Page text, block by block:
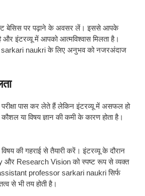
बेसिस पर पढ़ाने के अवसर लें। इससे आपके
इंटरव्यू में आपको आत्मविश्वास मिलता है।
naukri के लिए अनुभव को नजरअंदाज
परीक्षा पास कर लेते हैं लेकिन इंटरव्यू में असफल हो
या विषय ज्ञान की कमी के कारण होता है।
की गहराई से तैयारी करें। इंटरव्यू के दौरान
और Research Vision को स्पष्ट रूप से व्यक्त
professor sarkari naukri सिर्फ
से भी तय होती है।